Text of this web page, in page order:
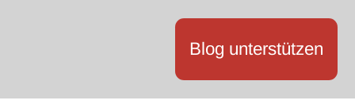
Blog unterstützen